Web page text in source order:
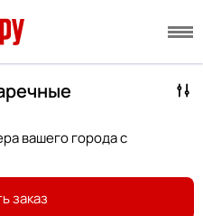
вашего города с
заказ